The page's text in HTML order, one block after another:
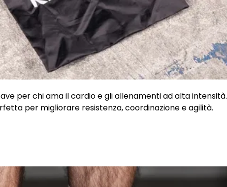
per chi ama il cardio e gli allenamenti ad alta intensità.
per migliorare resistenza, coordinazione e agilità.